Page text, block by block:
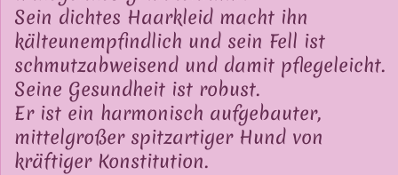
Sein dichtes Haarkleid macht ihn
kälteunempfindlich und sein Fell ist
schmutzabweisend und damit pflegeleicht.
Seine Gesundheit ist robust.
Er ist ein harmonisch aufgebauter,
mittelgroßer spitzartiger Hund von
kräftiger Konstitution.